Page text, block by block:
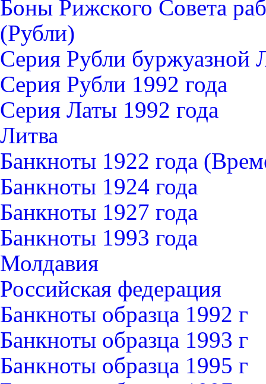
Боны Рижского Совета
(Рубли)
Серия Рубли буржуазной
Серия Рубли 1992 года
Серия Латы 1992 года
Литва
Банкноты 1922 года
Банкноты 1924 года
Банкноты 1927 года
Банкноты 1993 года
Молдавия
Российская федерация
Банкноты образца 1992 г
Банкноты образца 1993 г
Банкноты образца 1995 г